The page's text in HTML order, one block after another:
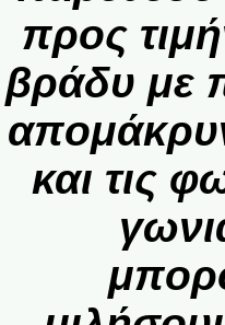
προς
βράδυ με
και τις